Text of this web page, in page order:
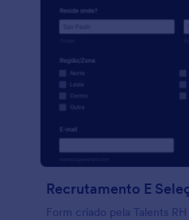
Recrutamento E
Form criado pela Talents RH